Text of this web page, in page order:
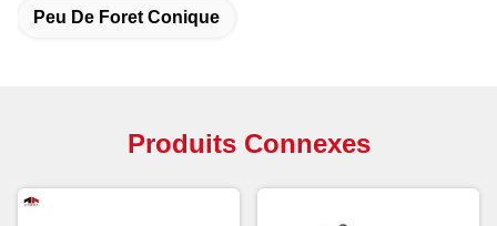
Peu De Foret Conique
Produits Connexes